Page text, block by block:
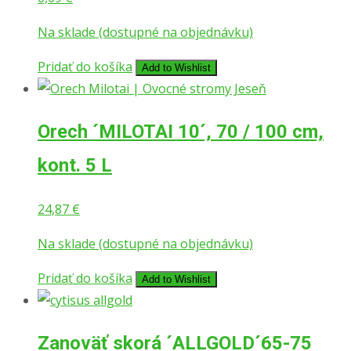
Na sklade (dostupné na objednávku)
Pridať do košíka
Add to Wishlist
Orech ´MILOTAI 10´, 70 / 100 cm,
kont. 5 L
24,87 €
Na sklade (dostupné na objednávku)
Pridať do košíka
Add to Wishlist
Zanoväť skorá ´ALLGOLD´65-75